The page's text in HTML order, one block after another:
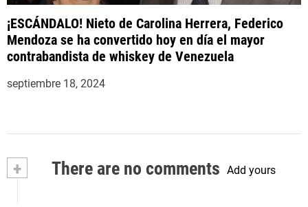
¡ESCÁNDALO! Nieto de Carolina Herrera, Federico
Mendoza se ha convertido hoy en día el mayor
contrabandista de whiskey de Venezuela
septiembre 18, 2024
+ There are no comments Add yours